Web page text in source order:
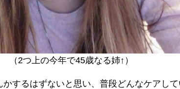
（2つ上の今年で45歳なる姉↑）
するはずないと思い、普段どんなケアし